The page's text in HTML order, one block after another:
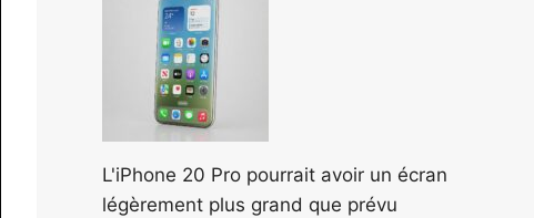
L'iPhone 20 Pro pourrait avoir un écran
légèrement plus grand que prévu